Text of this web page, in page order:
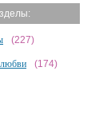
(227)
(174)